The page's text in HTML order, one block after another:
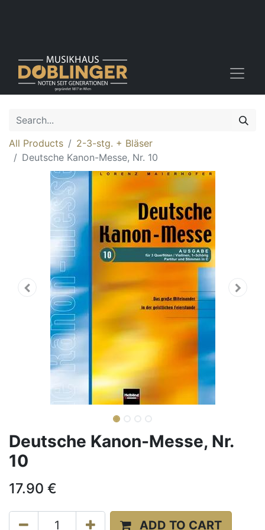
All Products
2-3-stg. + Bläser
Deutsche Kanon-Messe, Nr. 10
Deutsche Kanon-Messe, Nr.
10
17.90 €
ADD TO CART